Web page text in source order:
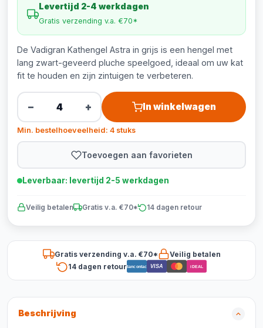
Levertijd 2-4 werkdagen
Gratis verzending v.a. €70*
De Vadigran Kathengel Astra in grijs is een hengel met
lang zwart-geveerd pluche speelgoed, ideaal om uw kat
fit te houden en zijn zintuigen te verbeteren.
− + In winkelwagen
Min. bestelhoeveelheid: 4 stuks
Toevoegen aan favorieten
Leverbaar: levertijd 2-5 werkdagen
Veilig betalen Gratis v.a. €70* 14 dagen retour
Gratis verzending v.a. €70*
Veilig betalen
14 dagen retourBancontact VISA iDEAL
Beschrijving